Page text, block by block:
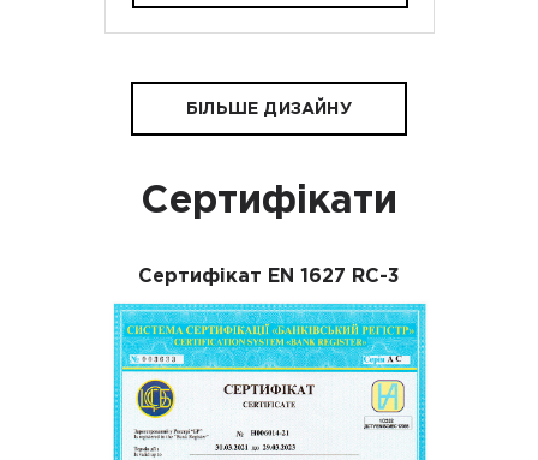
БІЛЬШЕ ДИЗАЙНУ
Сертифікати
Сертифікат EN 1627 RC-3